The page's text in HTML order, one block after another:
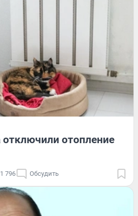
отключили отопление
1 796 Обсудить